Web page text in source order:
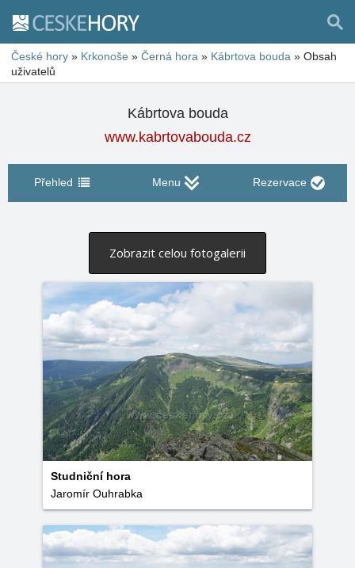
České hory » Krkonoše » Černá hora » Kábrtova bouda » Obsah
uživatelů
Kábrtova bouda
www.kabrtovabouda.cz
Přehled Menu Rezervace
Zobrazit celou fotogalerii
Studniční hora
Jaromír Ouhrabka